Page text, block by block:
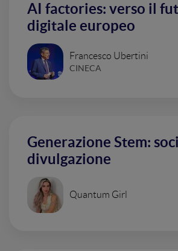
AI factories: verso il
digitale europeo
Francesco Ubertini
CINECA
Generazione Stem:
divulgazione
Quantum Girl